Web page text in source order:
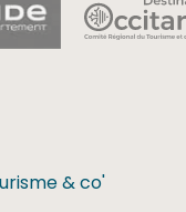
& co'